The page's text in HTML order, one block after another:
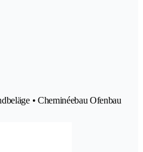
• Cheminéebau Ofenbau